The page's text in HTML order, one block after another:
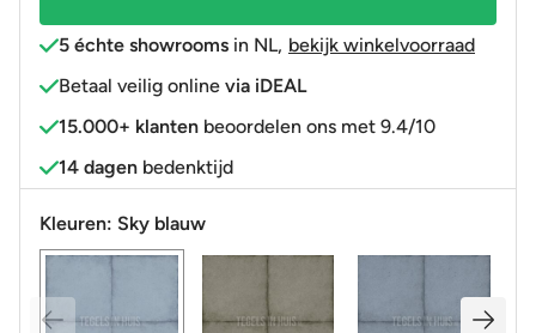
5 échte showrooms in NL, bekijk winkelvoorraad
Betaal veilig online via iDEAL
15.000+ klanten beoordelen ons met 9.4/10
14 dagen bedenktijd
Kleuren: Sky blauw